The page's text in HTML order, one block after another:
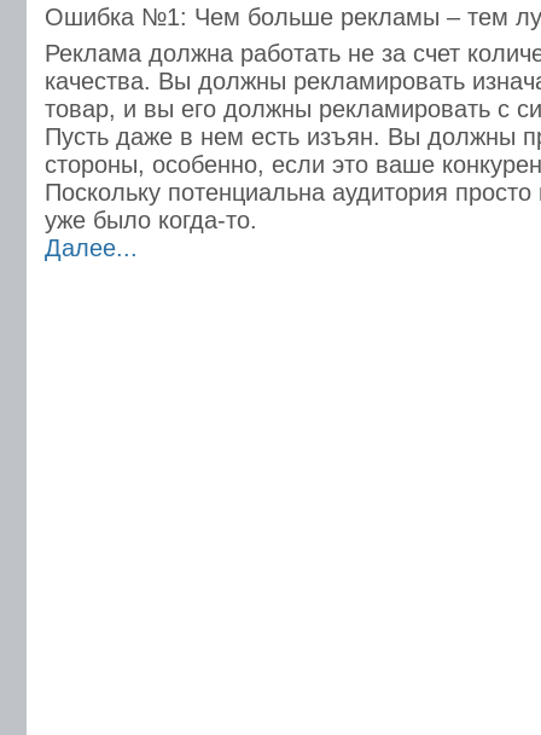
Ошибка №1: Чем больше рекламы – тем
Реклама должна работать не за счет
качества. Вы должны рекламировать
товар, и вы его должны рекламировать с
Пусть даже в нем есть изъян. Вы должны
стороны, особенно, если это ваше
Поскольку потенциальна аудитория просто
уже было когда-то.
Далее...